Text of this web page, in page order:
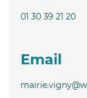
01 30 39 21 20
Email